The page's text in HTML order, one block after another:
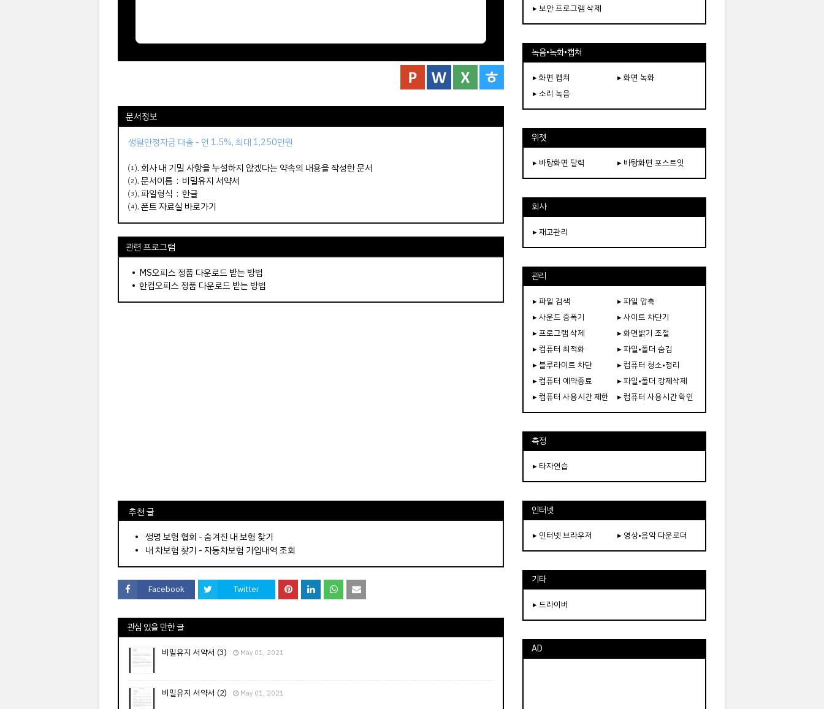
문서정보
생활안정자금 대출 - 연 1.5%, 최대 1,250만원
⑴. 회사 내 기밀 사항을 누설하지 않겠다는 약속의 내용을 작성한 문서
⑵. 문서이름 : 비밀유지 서약서
⑶. 파일형식 : 한글
⑷.폰트 자료실 바로가기
관련 프로그램
• MS오피스 정품 다운로드 받는 방법
• 한컴오피스 정품 다운로드 받는 방법
⠀추천 글
⠀­­­­­­­­؜؜؜؜­­­­­­­­؜؜؜؜• 생명 보험 협회 - 숨겨진 내 보험 찾기
내 차보험 찾기 - 자동차보험 가입내역 조회
Facebook Twitter
관심 있을 만한 글
비밀유지 서약서 (3) May 01, 2021
비밀유지 서약서 (2) May 01, 2021
▸ 보안 프로그램 삭제
녹음•녹화•캡쳐
▸ 화면 캡쳐
▸ 화면 녹화
▸ 소리 녹음
위젯
▸ 바탕화면 달력 ▸ 바탕화면 포스트잇
회사
▸ 재고관리
관리
▸ 파일 검색
▸ 파일 압축
▸ 사운드 증폭기
▸ 사이트 차단기
▸ 프로그램 삭제
▸ 화면밝기 조절
▸ 컴퓨터 최적화
▸ 파일•폴더 숨김
▸ 블루라이트 차단
▸ 컴퓨터 청소•정리
▸ 컴퓨터 예약종료
▸ 파일•폴더 강제삭제
▸ 컴퓨터 사용시간 제한
▸ 컴퓨터 사용시간 확인
측정
▸ 타자연습
인터넷
▸ 인터넷 브라우저 ▸ 영상•음악 다운로더
기타
▸ 드라이버
AD